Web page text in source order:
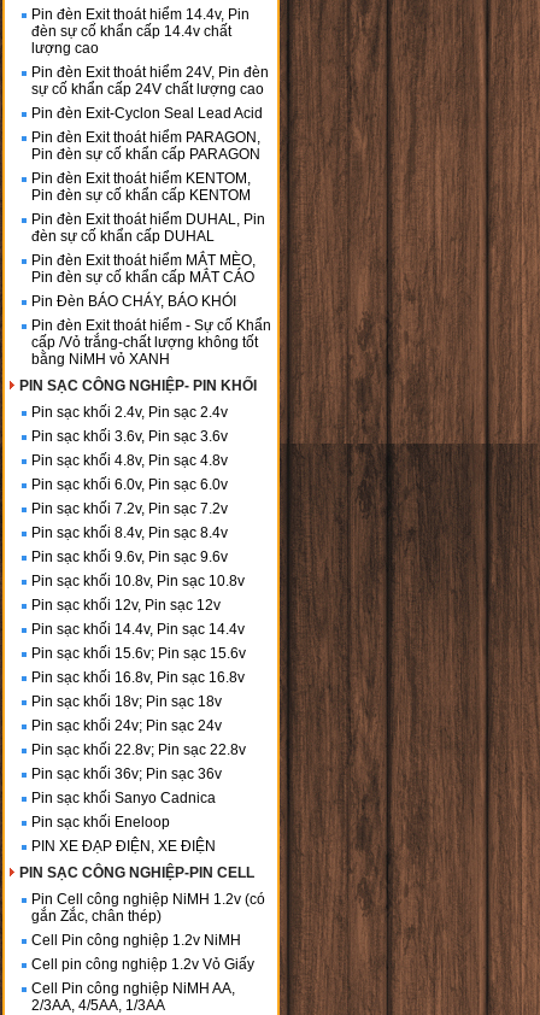
Pin đèn Exit thoát hiểm 14.4v, Pin
đèn sự cố khẩn cấp 14.4v chất
lượng cao
Pin đèn Exit thoát hiểm 24V, Pin đèn
sự cố khẩn cấp 24V chất lượng cao
Pin đèn Exit-Cyclon Seal Lead Acid
Pin đèn Exit thoát hiểm PARAGON,
Pin đèn sự cố khẩn cấp PARAGON
Pin đèn Exit thoát hiểm KENTOM,
Pin đèn sự cố khẩn cấp KENTOM
Pin đèn Exit thoát hiểm DUHAL, Pin
đèn sự cố khẩn cấp DUHAL
Pin đèn Exit thoát hiểm MẮT MÈO,
Pin đèn sự cố khẩn cấp MẮT CÁO
Pin Đèn BÁO CHÁY, BÁO KHÓI
Pin đèn Exit thoát hiểm - Sự cố Khẩn
cấp /Vỏ trắng-chất lượng không tốt
bằng NiMH vỏ XANH
PIN SẠC CÔNG NGHIỆP- PIN KHỐI
Pin sạc khối 2.4v, Pin sạc 2.4v
Pin sạc khối 3.6v, Pin sạc 3.6v
Pin sạc khối 4.8v, Pin sạc 4.8v
Pin sạc khối 6.0v, Pin sạc 6.0v
Pin sạc khối 7.2v, Pin sạc 7.2v
Pin sạc khối 8.4v, Pin sạc 8.4v
Pin sạc khối 9.6v, Pin sạc 9.6v
Pin sạc khối 10.8v, Pin sạc 10.8v
Pin sạc khối 12v, Pin sạc 12v
Pin sạc khối 14.4v, Pin sạc 14.4v
Pin sạc khối 15.6v; Pin sạc 15.6v
Pin sạc khối 16.8v, Pin sạc 16.8v
Pin sạc khối 18v; Pin sạc 18v
Pin sạc khối 24v; Pin sạc 24v
Pin sạc khối 22.8v; Pin sạc 22.8v
Pin sạc khối 36v; Pin sạc 36v
Pin sạc khối Sanyo Cadnica
Pin sạc khối Eneloop
PIN XE ĐẠP ĐIỆN, XE ĐIỆN
PIN SẠC CÔNG NGHIỆP-PIN CELL
Pin Cell công nghiệp NiMH 1.2v (có
gắn Zắc, chân thép)
Cell Pin công nghiệp 1.2v NiMH
Cell pin công nghiệp 1.2v Vỏ Giấy
Cell Pin công nghiệp NiMH AA,
2/3AA, 4/5AA, 1/3AA